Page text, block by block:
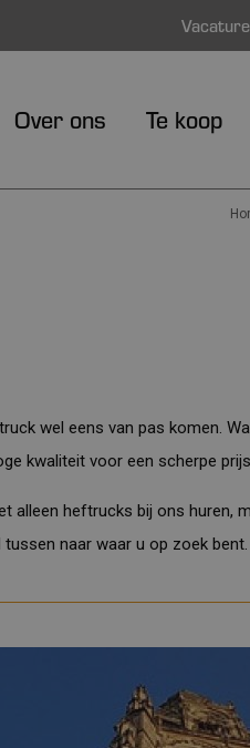
Over ons Te koop
wel eens van pas komen.
kwaliteit voor een scherpe
alleen heftrucks bij ons huren,
naar waar u op zoek bent.